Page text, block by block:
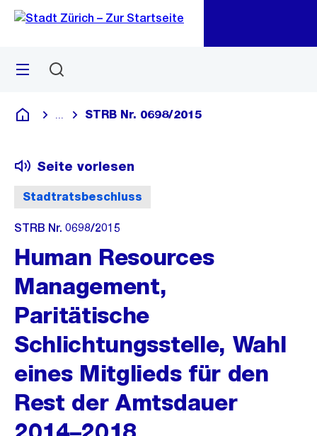
Navigation
Sprunglink
Menü
Deutsch
Blende alle Breadcrumbs ein
STRB Nr. 0698/2015
Stadtratsbeschluss
Seite vorlesen
STRB Nr. 0698/2015
Human Resources
Management,
Paritätische
Schlichtungsstelle, Wahl
eines Mitglieds für den
Rest der Amtsdauer